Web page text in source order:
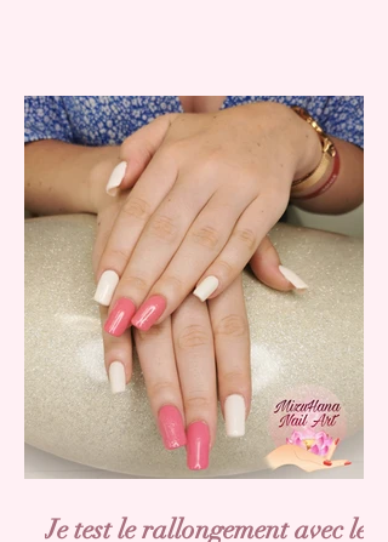
Je test le rallongement avec les